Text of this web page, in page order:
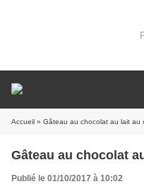
Accueil » Gâteau au chocolat au lait au
Gâteau au chocolat
Publié le 01/10/2017 à 10:02